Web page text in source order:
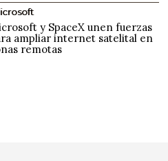
y SpaceX unen fuerzas
ampliar internet satelital en
remotas